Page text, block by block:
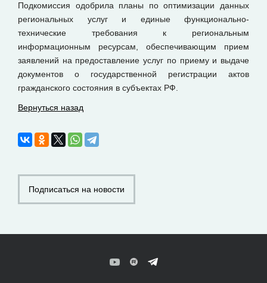
Подкомиссия одобрила планы по оптимизации данных
региональных услуг и единые функционально-
технические требования к региональным
информационным ресурсам, обеспечивающим прием
заявлений на предоставление услуг по приему и выдаче
документов о государственной регистрации актов
гражданского состояния в субъектах РФ.
Вернуться назад
Подписаться на новости